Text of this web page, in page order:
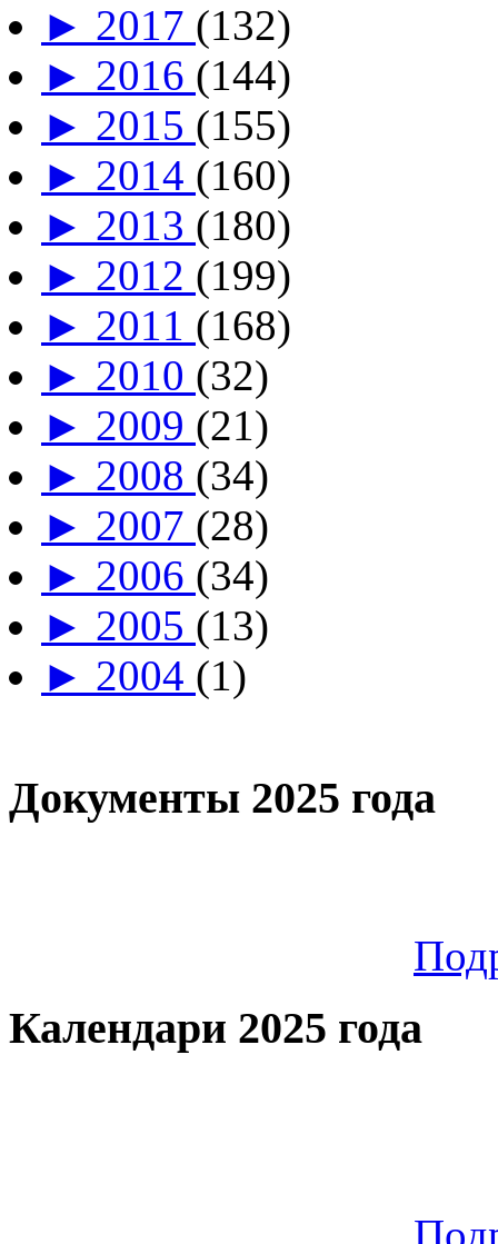
► 2017 (132)
► 2016 (144)
► 2015 (155)
► 2014 (160)
► 2013 (180)
► 2012 (199)
► 2011 (168)
► 2010 (32)
► 2009 (21)
► 2008 (34)
► 2007 (28)
► 2006 (34)
► 2005 (13)
► 2004 (1)
Документы 2025 года
Календари 2025 года